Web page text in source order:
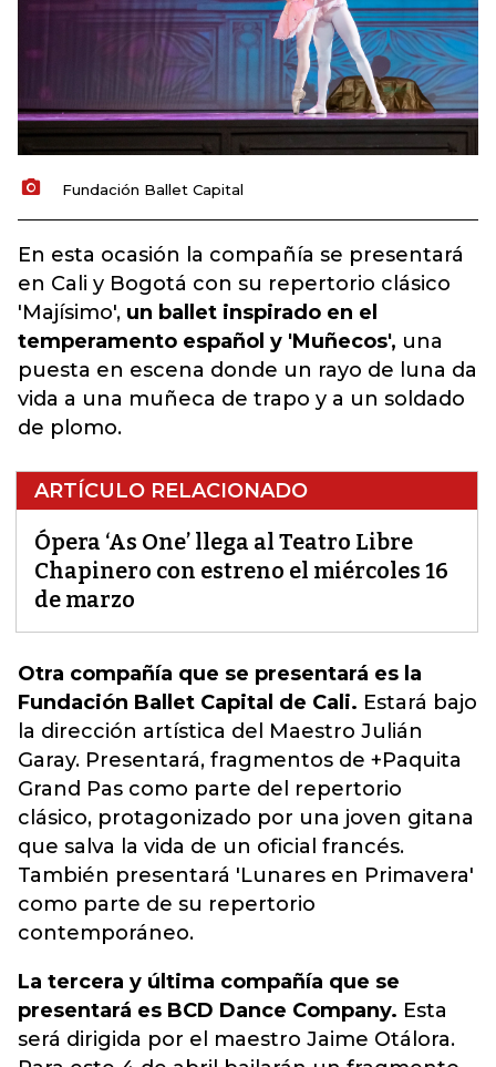
Fundación Ballet Capital
En esta ocasión la compañía se presentará
en Cali y Bogotá con su repertorio clásico
'Majísimo', un ballet inspirado en el
temperamento español y 'Muñecos', una
puesta en escena donde un rayo de luna da
vida a una muñeca de trapo y a un soldado
de plomo.
ARTÍCULO RELACIONADO
Ópera ‘As One’ llega al Teatro Libre
Chapinero con estreno el miércoles 16
de marzo
Otra compañía que se presentará es la
Fundación Ballet Capital de Cali. Estará bajo
la dirección artística del Maestro Julián
Garay. Presentará, fragmentos de +Paquita
Grand Pas como parte del repertorio
clásico, protagonizado por una joven gitana
que salva la vida de un oficial francés.
También presentará 'Lunares en Primavera'
como parte de su repertorio
contemporáneo.
La tercera y última compañía que se
presentará es BCD Dance Company. Esta
será dirigida por el maestro Jaime Otálora.